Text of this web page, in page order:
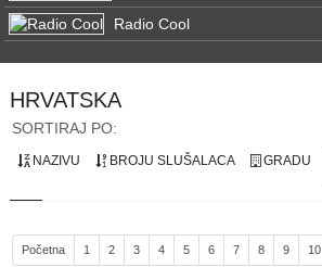
Radio Cool
HRVATSKA
SORTIRAJ PO:
NAZIVU BROJU SLUŠALACA GRADU
Početna 1 2 3 4 5 6 7 8 9 10